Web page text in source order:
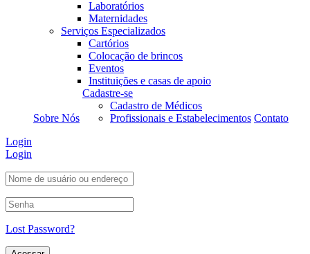
Laboratórios
Maternidades
Serviços Especializados
Cartórios
Colocação de brincos
Eventos
Instituições e casas de apoio
Sobre Nós
Cadastre-se
Cadastro de Médicos
Profissionais e Estabelecimentos Contato
Login
Login
Lost Password?